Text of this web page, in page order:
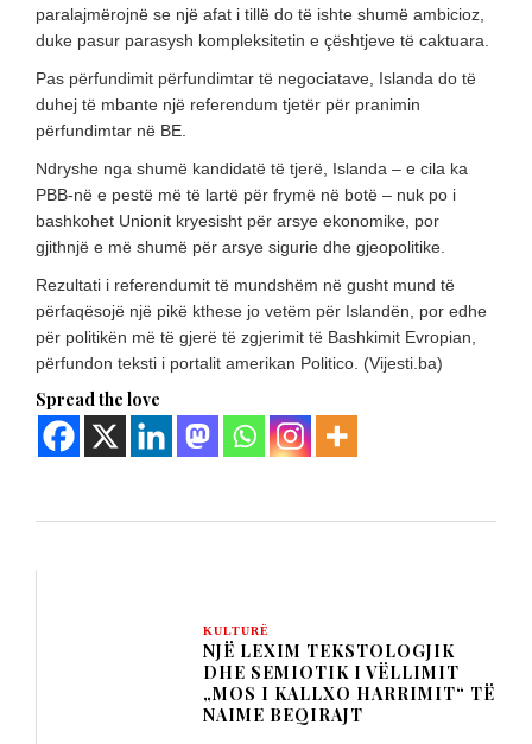
paralajmërojnë se një afat i tillë do të ishte shumë ambicioz,
duke pasur parasysh kompleksitetin e çështjeve të caktuara.
Pas përfundimit përfundimtar të negociatave, Islanda do të
duhej të mbante një referendum tjetër për pranimin
përfundimtar në BE.
Ndryshe nga shumë kandidatë të tjerë, Islanda – e cila ka
PBB-në e pestë më të lartë për frymë në botë – nuk po i
bashkohet Unionit kryesisht për arsye ekonomike, por
gjithnjë e më shumë për arsye sigurie dhe gjeopolitike.
Rezultati i referendumit të mundshëm në gusht mund të
përfaqësojë një pikë kthese jo vetëm për Islandën, por edhe
për politikën më të gjerë të zgjerimit të Bashkimit Evropian,
përfundon teksti i portalit amerikan Politico. (Vijesti.ba)
Spread the love
KULTURË
NJË LEXIM TEKSTOLOGJIK
DHE SEMIOTIK I VËLLIMIT
„MOS I KALLXO HARRIMIT“ TË
NAIME BEQIRAJT